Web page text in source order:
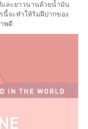
ละยาวนานด้วยน้ำมัน
นี้จะทำให้ริมฝีปากของ
พดี